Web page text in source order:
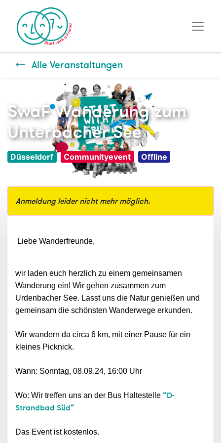
Alle Veranstaltungen
SwaF Wanderung zum
Unterbacher See
Düsseldorf Communityevent Offline
Anmeldung leider nicht mehr möglich.
Liebe Wanderfreunde,
wir laden euch herzlich zu einem gemeinsamen
Wanderung ein! Wir gehen zusammen zum
Urdenbacher See. Lasst uns die Natur genießen und
gemeinsam die schönsten Wanderwege erkunden.
Wir wandern da circa 6 km, mit einer Pause für ein
kleines Picknick.
Wann: Sonntag, 08.09.24, 16:00 Uhr
Wo: Wir treffen uns an der Bus Haltestelle “D-
Strandbad Süd“
Das Event ist kostenlos.